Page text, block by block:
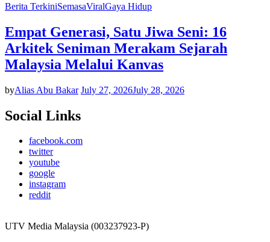
Berita TerkiniSemasaViralGaya Hidup
Empat Generasi, Satu Jiwa Seni: 16
Arkitek Seniman Merakam Sejarah
Malaysia Melalui Kanvas
byAlias Abu Bakar July 27, 2026July 28, 2026
Social Links
facebook.com
twitter
youtube
google
instagram
reddit
UTV Media Malaysia (003237923-P)